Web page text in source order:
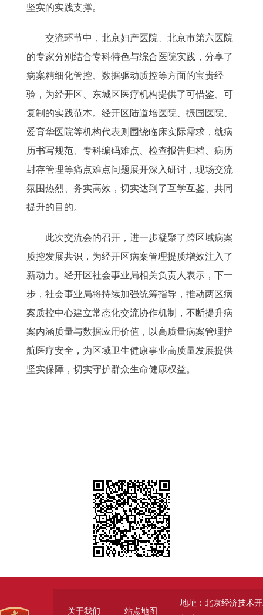
坚实的实践支撑。
交流环节中，北京妇产医院、北京市第六医院
的专家分别结合专科特色与综合医院实践，分享了
病案精细化管控、数据驱动质控等方面的宝贵经
验，为经开区、东城区医疗机构提供了可借鉴、可
复制的实践范本。经开区陆道培医院、振国医院、
爱育华医院等机构代表则围绕临床实际需求，就病
历书写规范、专科编码难点、检查报告归档、病历
封存管理等痛点难点问题展开深入研讨，现场交流
氛围热烈、务实高效，切实达到了互学互鉴、共同
提升的目的。
此次交流会的召开，进一步凝聚了跨区域病案
质控发展共识，为经开区病案管理提质增效注入了
新动力。经开区社会事业局相关负责人表示，下一
步，社会事业局将持续加强统筹指导，推动两区病
案质控中心建立常态化交流协作机制，不断提升病
案内涵质量与数据应用价值，以高质量病案管理护
航医疗安全，为区域卫生健康事业高质量发展提供
坚实保障，切实守护群众生命健康权益。
关于我们 站点地图
地址：北京经济技术